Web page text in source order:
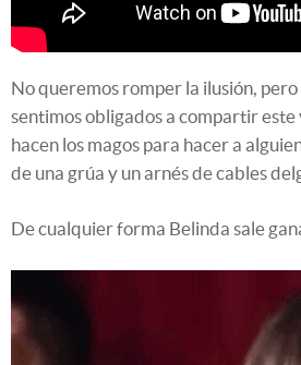
No queremos romper la ilusión,
sentimos obligados a compartir este
hacen los magos para hacer a
de una grúa y un arnés de cables
De cualquier forma Belinda sale